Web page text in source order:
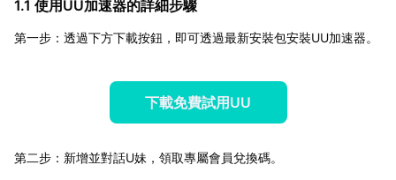
1.1 使用UU加速器的詳細步驟
第一步：透過下方下載按鈕，即可透過最新安裝包安裝UU加速器。
下載免費試用UU
第二步：新增並對話U妹，領取專屬會員兌換碼。